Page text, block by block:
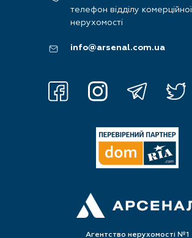
телефон відділу комерційної
нерухомості
info@arsenal.com.ua
Агентство нерухомості №1